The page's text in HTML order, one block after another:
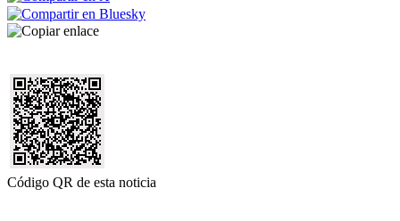
Código QR de esta noticia